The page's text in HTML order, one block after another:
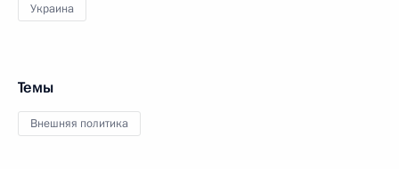
Украина
Темы
Внешняя политика